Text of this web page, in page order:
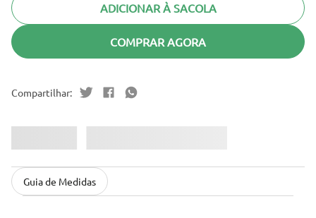
ADICIONAR À SACOLA
COMPRAR AGORA
Guia de Medidas